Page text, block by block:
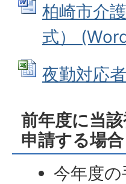
柏崎市介
式）
夜勤対応
前年度に当
申請する場合
今年度